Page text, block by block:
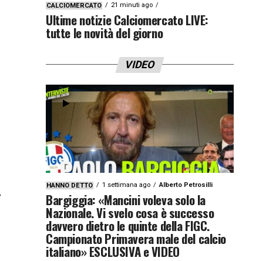
CALCIOMERCATO 21 minuti ago
Ultime notizie Calciomercato LIVE:
tutte le novità del giorno
VIDEO
HANNO DETTO 1 settimana ago Alberto Petrosilli
Bargiggia: «Mancini voleva solo la
Nazionale. Vi svelo cosa è successo
davvero dietro le quinte della FIGC.
Campionato Primavera male del calcio
italiano» ESCLUSIVA e VIDEO